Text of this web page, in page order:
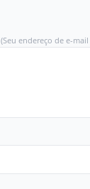
(Seu endereço de e-